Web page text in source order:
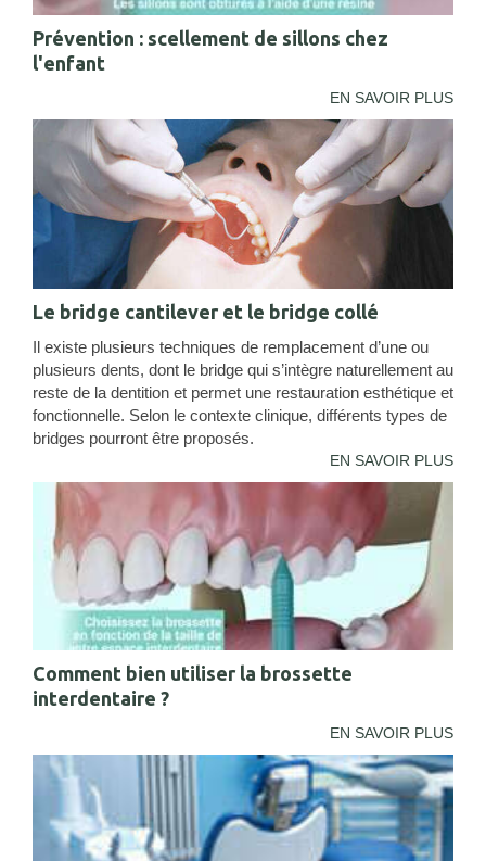
Prévention : scellement de sillons chez
l'enfant
EN SAVOIR PLUS
Le bridge cantilever et le bridge collé
Il existe plusieurs techniques de remplacement d’une ou
plusieurs dents, dont le bridge qui s’intègre naturellement au
reste de la dentition et permet une restauration esthétique et
fonctionnelle. Selon le contexte clinique, différents types de
bridges pourront être proposés.
EN SAVOIR PLUS
Comment bien utiliser la brossette
interdentaire ?
EN SAVOIR PLUS